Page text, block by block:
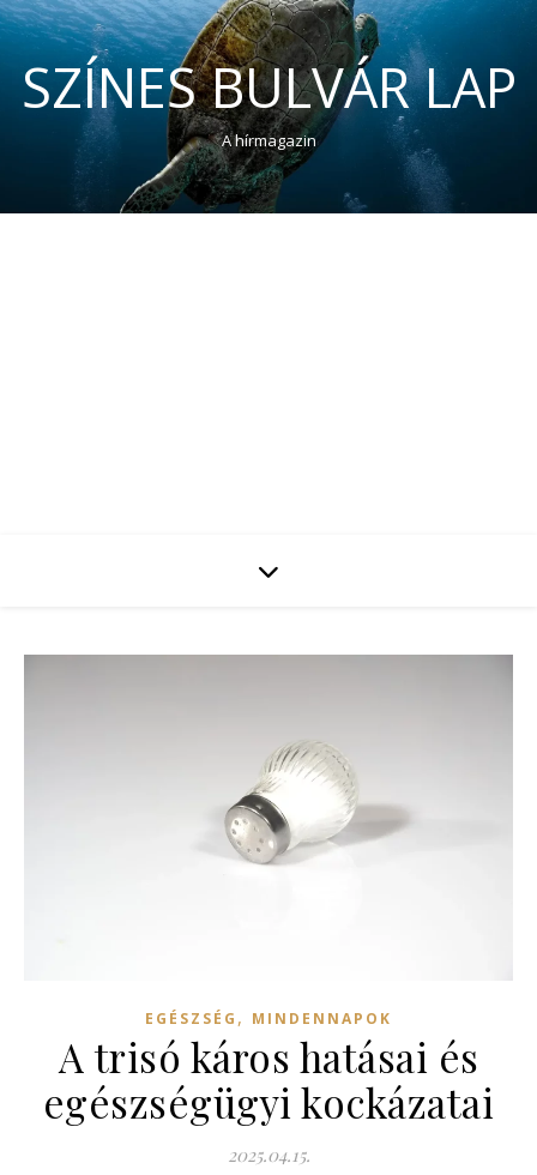
SZÍNES BULVÁR LAP
A hírmagazin
EGÉSZSÉG , MINDENNAPOK
A trisó káros hatásai és
egészségügyi kockázatai
2025.04.15.